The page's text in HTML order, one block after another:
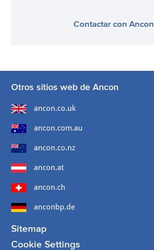
Contactar con Ancon
Otros sitios web de Ancon
ancon.co.uk
ancon.com.au
ancon.co.nz
ancon.at
ancon.ch
anconbp.de
Sitemap
Cookie Settings